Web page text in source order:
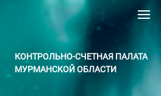
КОНТРОЛЬНО-СЧЕТНАЯ ПАЛАТА
МУРМАНСКОЙ ОБЛАСТИ